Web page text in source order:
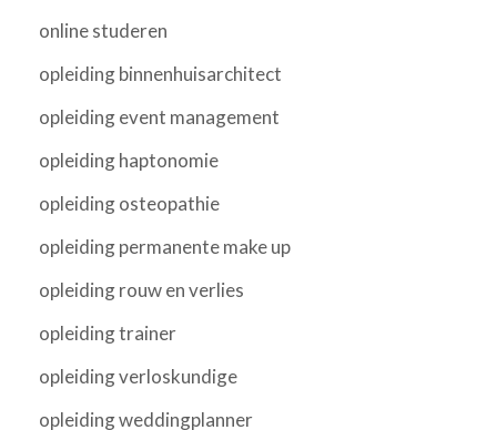
online studeren
opleiding binnenhuisarchitect
opleiding event management
opleiding haptonomie
opleiding osteopathie
opleiding permanente make up
opleiding rouw en verlies
opleiding trainer
opleiding verloskundige
opleiding weddingplanner